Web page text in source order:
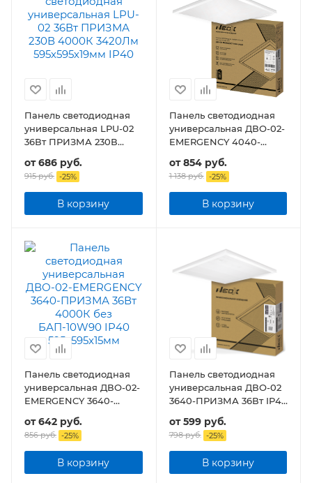
Панель светодиодная
универсальная LPU-02
36Вт ПРИЗМА 230В
IP40
от686 руб.
915 руб. -25%
В корзину
Панель светодиодная
универсальная ДВО-02-
EMERGENCY 4040-
БАП-10W90 IP40
595х595x22мм
от854 руб.
1 138 руб. -25%
В корзину
Панель светодиодная
универсальная ДВО-02-
EMERGENCY 3640-
ПРИЗМА 36Вт без
БАП-10W90 IP40
595х595x15мм
от642 руб.
856 руб. -25%
В корзину
Панель светодиодная
универсальная ДВО-02
3640-ПРИЗМА 36Вт IP40
595х595х15мм
от599 руб.
798 руб. -25%
В корзину